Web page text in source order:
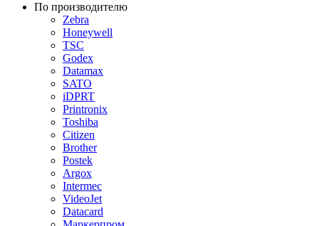
По производителю
Zebra
Honeywell
TSC
Godex
Datamax
SATO
iDPRT
Printronix
Toshiba
Citizen
Brother
Postek
Argox
Intermec
VideoJet
Datacard